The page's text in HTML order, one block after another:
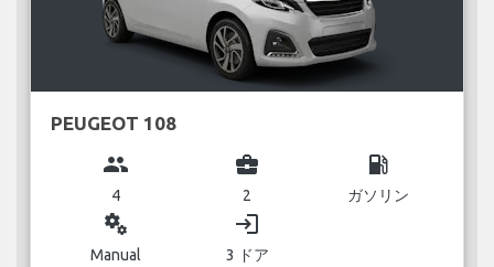
PEUGEOT 108
group
4
business_center
2
local_gas_station
ガソリン
miscellaneous_services
Manual
login
3 ドア